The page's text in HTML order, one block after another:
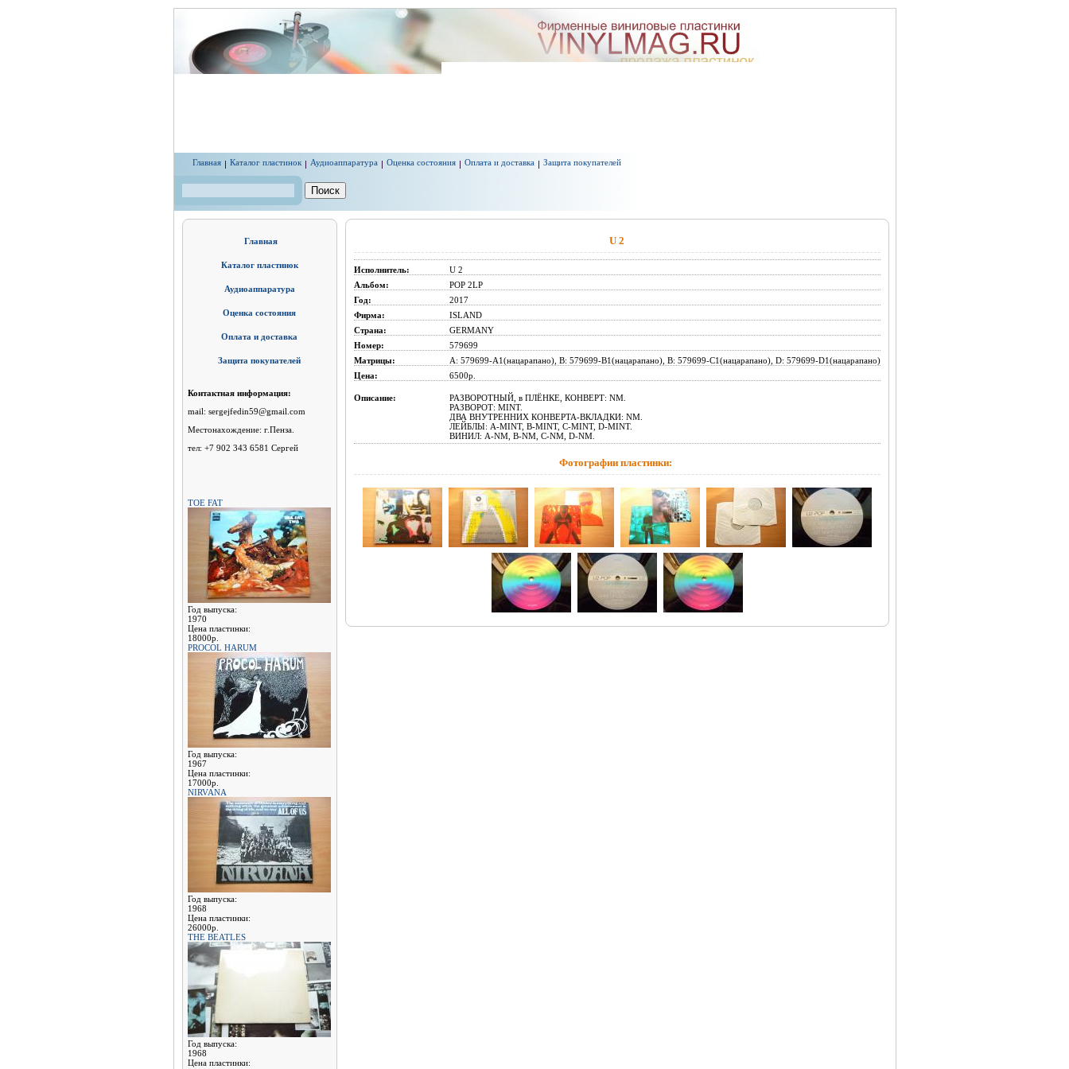
Главная Каталог пластинок Аудиоаппаратура Оценка состояния Оплата и доставка Защита покупателей
Главная
Каталог пластинок
Аудиоаппаратура
Оценка состояния
Оплата и доставка
Защита покупателей
Контактная информация:
mail: sergejfedin59@gmail.com
Местонахождение: г.Пенза.
тел: +7 902 343 6581 Сергей
TOE FAT
Год выпуска:
1970
Цена пластинки:
18000р.
PROCOL HARUM
Год выпуска:
1967
Цена пластинки:
17000р.
NIRVANA
Год выпуска:
1968
Цена пластинки:
26000р.
THE BEATLES
Год выпуска:
1968
Цена пластинки:
U 2
Исполнитель:
U 2
Альбом:
POP 2LP
Год:
2017
Фирма:
ISLAND
Страна:
GERMANY
Номер:
579699
Матрицы:
A: 579699-A1(нацарапано), B: 579699-B1(нацарапано), B: 579699-C1(нацарапано), D: 579699-D1(нацарапано)
Цена:
6500р.
Описание:
РАЗВОРОТНЫЙ, в ПЛЁНКЕ, КОНВЕРТ: NM.
РАЗВОРОТ: MINT.
ДВА ВНУТРЕННИХ КОНВЕРТА-ВКЛАДКИ: NM.
ЛЕЙБЛЫ: A-MINT, B-MINT, C-MINT, D-MINT.
ВИНИЛ: A-NM, B-NM, C-NM, D-NM.
Фотографии пластинки: